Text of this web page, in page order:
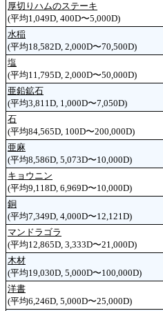
厚切りハムのステーキ
(平均1,049D, 400D〜5,000D)
水稲
(平均18,582D, 2,000D〜70,500D)
塩
(平均11,795D, 2,000D〜50,000D)
亜鉛鉱石
(平均3,811D, 1,000D〜7,050D)
石
(平均84,565D, 100D〜200,000D)
亜麻
(平均8,586D, 5,073D〜10,000D)
キョウニン
(平均9,118D, 6,969D〜10,000D)
銅
(平均7,349D, 4,000D〜12,121D)
マンドラゴラ
(平均12,865D, 3,333D〜21,000D)
木材
(平均19,030D, 5,000D〜100,000D)
洋書
(平均6,246D, 5,000D〜25,000D)